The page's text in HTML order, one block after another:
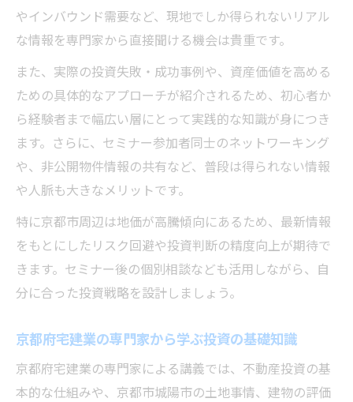
やインバウンド需要など、現地でしか得られないリアル
な情報を専門家から直接聞ける機会は貴重です。
また、実際の投資失敗・成功事例や、資産価値を高める
ための具体的なアプローチが紹介されるため、初心者か
ら経験者まで幅広い層にとって実践的な知識が身につき
ます。さらに、セミナー参加者同士のネットワーキング
や、非公開物件情報の共有など、普段は得られない情報
や人脈も大きなメリットです。
特に京都市周辺は地価が高騰傾向にあるため、最新情報
をもとにしたリスク回避や投資判断の精度向上が期待で
きます。セミナー後の個別相談なども活用しながら、自
分に合った投資戦略を設計しましょう。
京都府宅建業の専門家から学ぶ投資の基礎知識
京都府宅建業の専門家による講義では、不動産投資の基
本的な仕組みや、京都市城陽市の土地事情、建物の評価